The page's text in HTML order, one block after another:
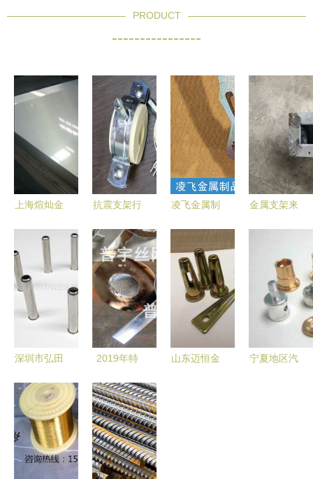
PRODUCT
----------------
上海煊灿金
深耕金属制
品领域的专
业生产供应
商
抗震支架行
郸世盛金属
制品，专业
制造与在线
咨询服务并
重
凌飞金属制
通扣厂家，
供应优质产
品与合理选
金属支架来
家金属制品
推荐
深圳市弘田
限公司 - 不
锈钢管系列
产品全览
2019年特
制品市场价
格趋势与批
发渠道解析
山东迈恒金
宁夏地区汽